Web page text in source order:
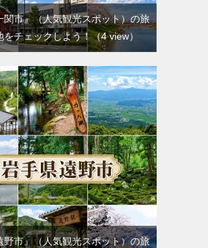
関市』（人気観光スポット）の旅
をチェックしよう！（4 view）
野市』（人気観光スポット）の旅